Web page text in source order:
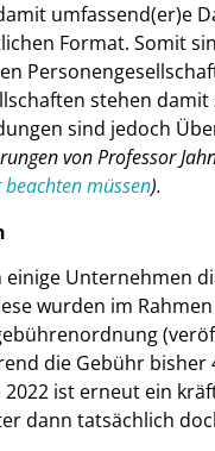
umfassend(er)e
Format. Somit
stehen
sind jedoch
von Professor
müssen).
Unternehmen
wurden im
die Gebühr bisher
2022 ist erneut ein
dann tatsächlich